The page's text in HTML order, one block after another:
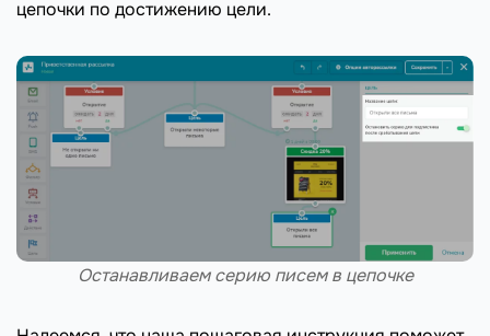
цепочки по достижению цели.
Останавливаем серию писем в цепочке